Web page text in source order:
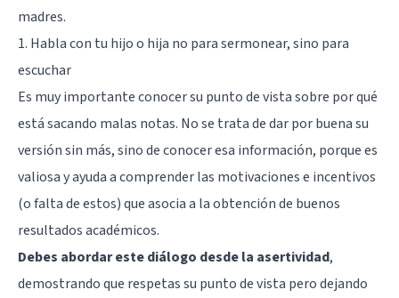
madres.
1. Habla con tu hijo o hija no para sermonear, sino para
escuchar
Es muy importante conocer su punto de vista sobre por qué
está sacando malas notas. No se trata de dar por buena su
versión sin más, sino de conocer esa información, porque es
valiosa y ayuda a comprender las motivaciones e incentivos
(o falta de estos) que asocia a la obtención de buenos
resultados académicos.
Debes abordar este diálogo desde la asertividad,
demostrando que respetas su punto de vista pero dejando